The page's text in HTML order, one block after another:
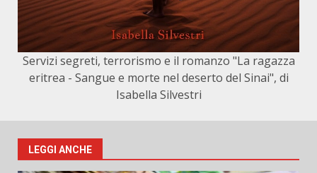
Servizi segreti, terrorismo e il romanzo "La ragazza
eritrea - Sangue e morte nel deserto del Sinai", di
Isabella Silvestri
LEGGI ANCHE